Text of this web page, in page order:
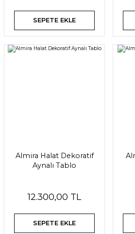
SEPETE EKLE
Almira Halat Dekoratif
Aynalı Tablo
12.300,00 TL
SEPETE EKLE